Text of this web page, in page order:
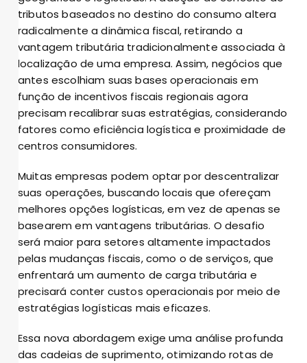
tributos baseados no destino do consumo altera
radicalmente a dinâmica fiscal, retirando a
vantagem tributária tradicionalmente associada à
localização de uma empresa. Assim, negócios que
antes escolhiam suas bases operacionais em
função de incentivos fiscais regionais agora
precisam recalibrar suas estratégias, considerando
fatores como eficiência logística e proximidade de
centros consumidores.
Muitas empresas podem optar por descentralizar
suas operações, buscando locais que ofereçam
melhores opções logísticas, em vez de apenas se
basearem em vantagens tributárias. O desafio
será maior para setores altamente impactados
pelas mudanças fiscais, como o de serviços, que
enfrentará um aumento de carga tributária e
precisará conter custos operacionais por meio de
estratégias logísticas mais eficazes.
Essa nova abordagem exige uma análise profunda
das cadeias de suprimento, otimizando rotas de